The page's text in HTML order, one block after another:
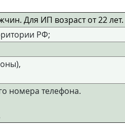
Для ИП возраст от 22 лет.
РФ;
номера телефона.